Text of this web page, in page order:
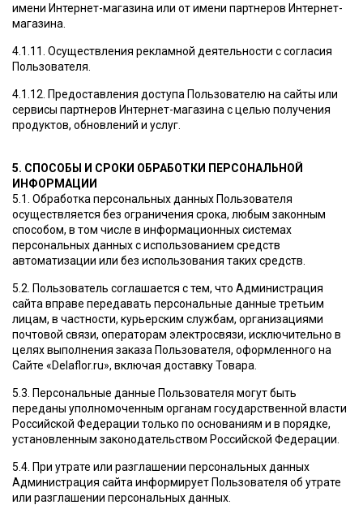
имени Интернет-магазина или от имени партнеров Интернет-
магазина.
4.1.11. Осуществления рекламной деятельности с согласия
Пользователя.
4.1.12. Предоставления доступа Пользователю на сайты или
сервисы партнеров Интернет-магазина с целью получения
продуктов, обновлений и услуг.
5. СПОСОБЫ И СРОКИ ОБРАБОТКИ ПЕРСОНАЛЬНОЙ
ИНФОРМАЦИИ
5.1. Обработка персональных данных Пользователя
осуществляется без ограничения срока, любым законным
способом, в том числе в информационных системах
персональных данных с использованием средств
автоматизации или без использования таких средств.
5.2. Пользователь соглашается с тем, что Администрация
сайта вправе передавать персональные данные третьим
лицам, в частности, курьерским службам, организациями
почтовой связи, операторам электросвязи, исключительно в
целях выполнения заказа Пользователя, оформленного на
Сайте «Delaflor.ru», включая доставку Товара.
5.3. Персональные данные Пользователя могут быть
переданы уполномоченным органам государственной власти
Российской Федерации только по основаниям и в порядке,
установленным законодательством Российской Федерации.
5.4. При утрате или разглашении персональных данных
Администрация сайта информирует Пользователя об утрате
или разглашении персональных данных.